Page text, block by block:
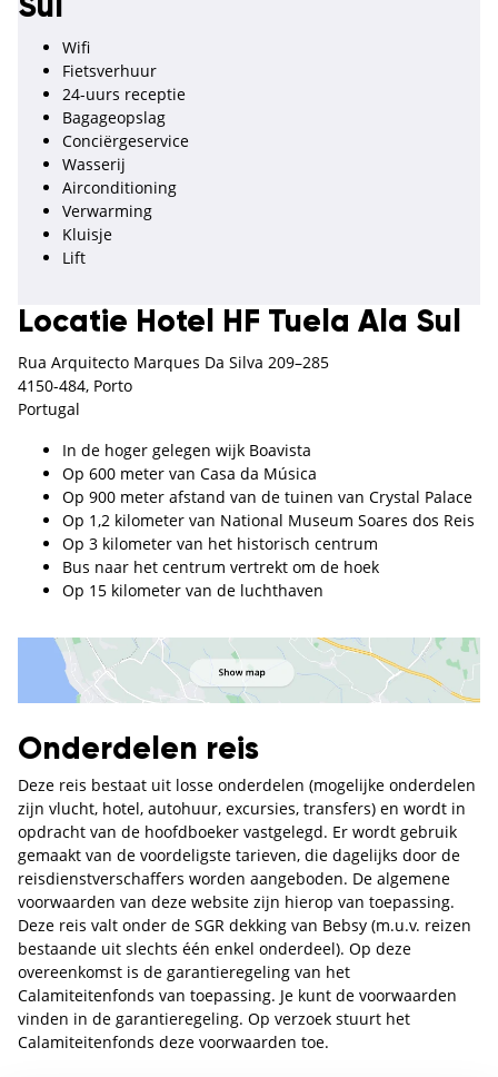
Sul
Wifi
Fietsverhuur
24-uurs receptie
Bagageopslag
Conciërgeservice
Wasserij
Airconditioning
Verwarming
Kluisje
Lift
Locatie Hotel HF Tuela Ala Sul
Rua Arquitecto Marques Da Silva 209–285
4150-484, Porto
Portugal
In de hoger gelegen wijk Boavista
Op 600 meter van Casa da Música
Op 900 meter afstand van de tuinen van Crystal Palace
Op 1,2 kilometer van National Museum Soares dos Reis
Op 3 kilometer van het historisch centrum
Bus naar het centrum vertrekt om de hoek
Op 15 kilometer van de luchthaven
Onderdelen reis
Deze reis bestaat uit losse onderdelen (mogelijke onderdelen
zijn vlucht, hotel, autohuur, excursies, transfers) en wordt in
opdracht van de hoofdboeker vastgelegd. Er wordt gebruik
gemaakt van de voordeligste tarieven, die dagelijks door de
reisdienstverschaffers worden aangeboden. De algemene
voorwaarden van deze website zijn hierop van toepassing.
Deze reis valt onder de SGR dekking van Bebsy (m.u.v. reizen
bestaande uit slechts één enkel onderdeel). Op deze
overeenkomst is de garantieregeling van het
Calamiteitenfonds van toepassing. Je kunt de voorwaarden
vinden in de garantieregeling. Op verzoek stuurt het
Calamiteitenfonds deze voorwaarden toe.